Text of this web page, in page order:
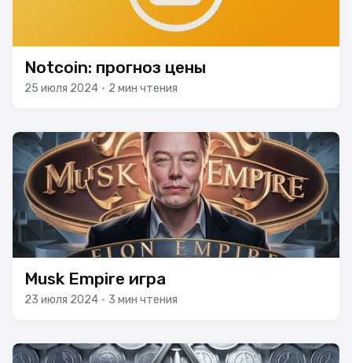
Notcoin: прогноз цены
25 июля 2024 • 2 мин чтения
Musk Empire игра
23 июля 2024 • 3 мин чтения